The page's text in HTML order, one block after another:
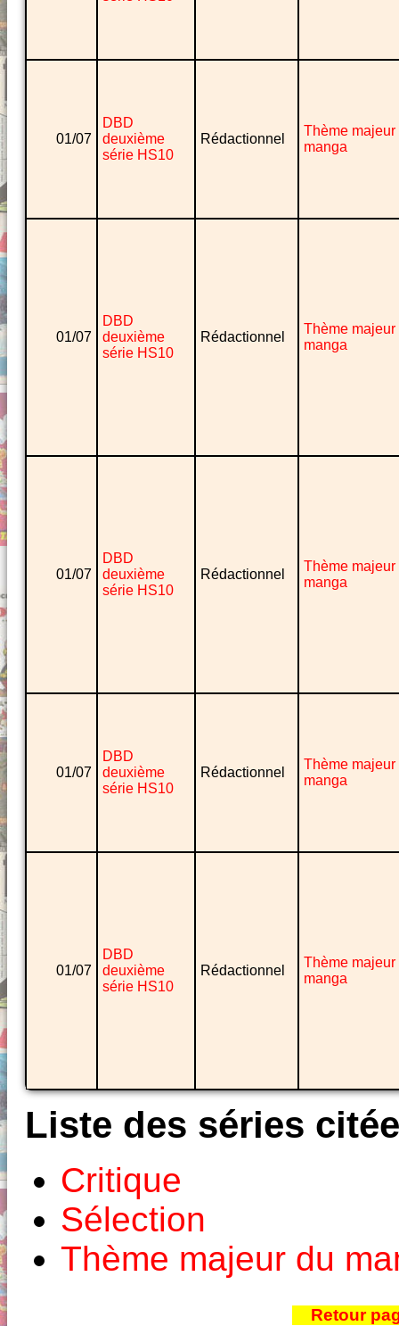
01/07
DBD
deuxième
série HS10
Rédactionnel
Thème majeur
manga
01/07
DBD
deuxième
série HS10
Rédactionnel
Thème majeur
manga
01/07
DBD
deuxième
série HS10
Rédactionnel
Thème majeur
manga
01/07
DBD
deuxième
série HS10
Rédactionnel
Thème majeur
manga
01/07
DBD
deuxième
série HS10
Rédactionnel
Thème majeur
manga
Liste des séries
Critique
Sélection
Thème majeur du
Retour